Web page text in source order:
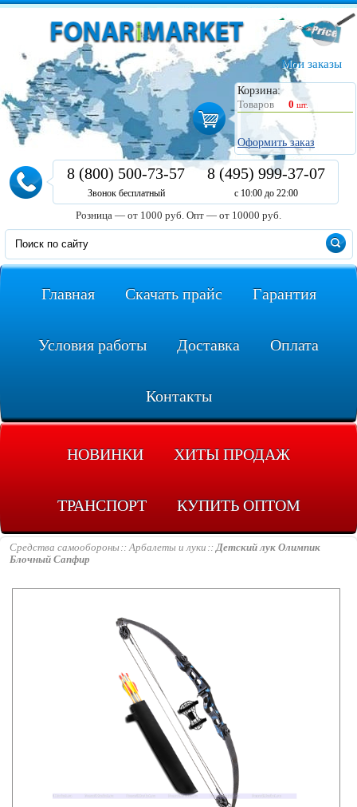
Мои заказы
Корзина:
Товаров
0 шт.
Оформить заказ
8 (800) 500-73-57
Звонок бесплатный
8 (495) 999-37-07
с 10:00 до 22:00
Розница — от 1000 руб. Опт — от 10000 руб.
Главная Скачать прайс Гарантия
Условия работы Доставка Оплата
Контакты
НОВИНКИ ХИТЫ ПРОДАЖ
ТРАНСПОРТ КУПИТЬ ОПТОМ
Средства самообороны Арбалеты и луки
Детский лук Олимпик
Блочный Сапфир